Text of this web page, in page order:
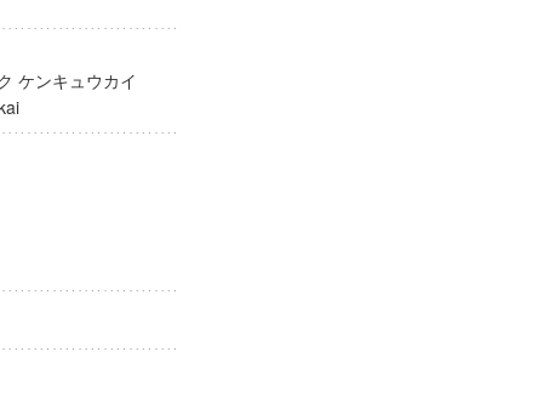
ケンキュウカイ